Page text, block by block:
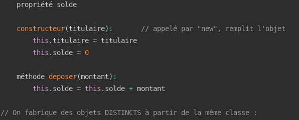
    propriété solde
constructeur(titulaire) :
// appelé par "new", remplit l'objet
this . titulaire = titulaire
this . solde = 0
    méthode
deposer(montant) :
this . solde = this . solde + montant
// On fabrique des objets DISTINCTS à partir de la même classe :